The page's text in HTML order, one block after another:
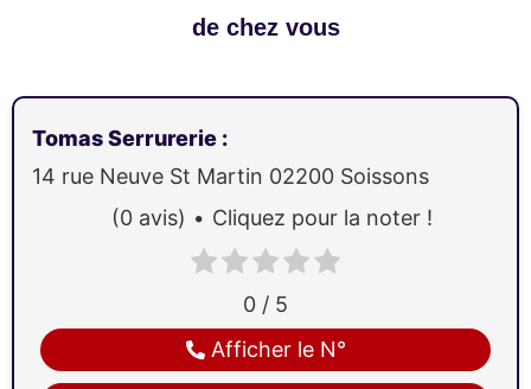
de chez vous
Tomas Serrurerie :
14 rue Neuve St Martin 02200 Soissons
Afficher le N°
0 / 5
(0 avis) Cliquez pour la noter !